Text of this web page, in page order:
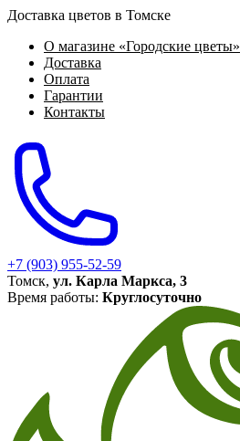
Доставка цветов в Томске
О магазине «Городские цветы»
Доставка
Оплата
Гарантии
Контакты
+7 (903) 955-52-59
Томск, ул. Карла Маркса, 3
Время работы: Круглосуточно